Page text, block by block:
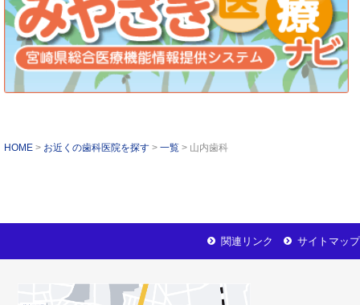
HOME お近くの歯科医院を探す 一覧 山内歯科
サイトマップ
関連リンク